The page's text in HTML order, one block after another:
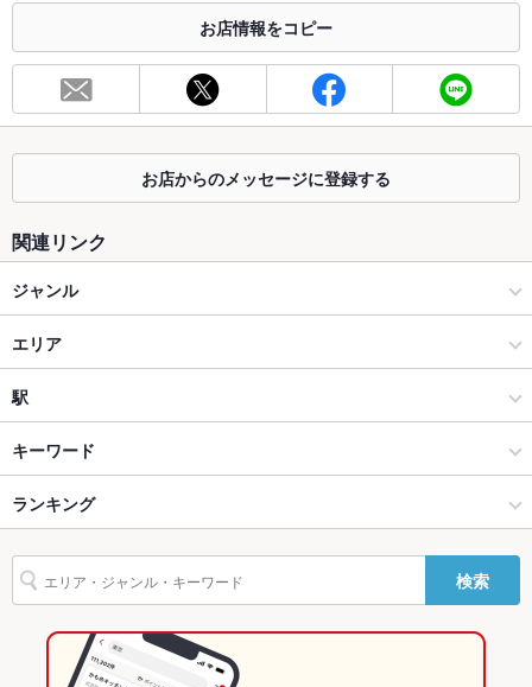
合わせください。
お席
容人数
個室 あり
座敷
掘りごたつ
カウンター
ソファー
テラス席
貸切
いなお席
設備
あり
お店情報をコピー
お店からのメッセージに登録する
関連リンク
ジャンル
焼肉・ホルモン
焼肉
天神・西中洲・春吉 × 焼肉・ホルモン
天神・西中洲・春吉 × 焼肉
天神南駅 × 焼肉・ホルモン
天神南駅 × 焼肉
エリア
春吉
春吉 × 焼肉・ホルモン
春吉 × 焼肉
福岡
福岡 × 焼肉・ホルモン
福岡 × 焼肉
駅
天神駅
天神南駅
西鉄福岡駅
キーワード
デザート
ランキング
福岡のグルメランキング
福岡の焼肉・ホルモンランキング
天神・西中洲・春吉のグルメランキング
検索